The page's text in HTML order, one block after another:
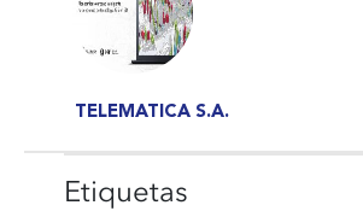
TELEMATICA S.A.
Etiquetas